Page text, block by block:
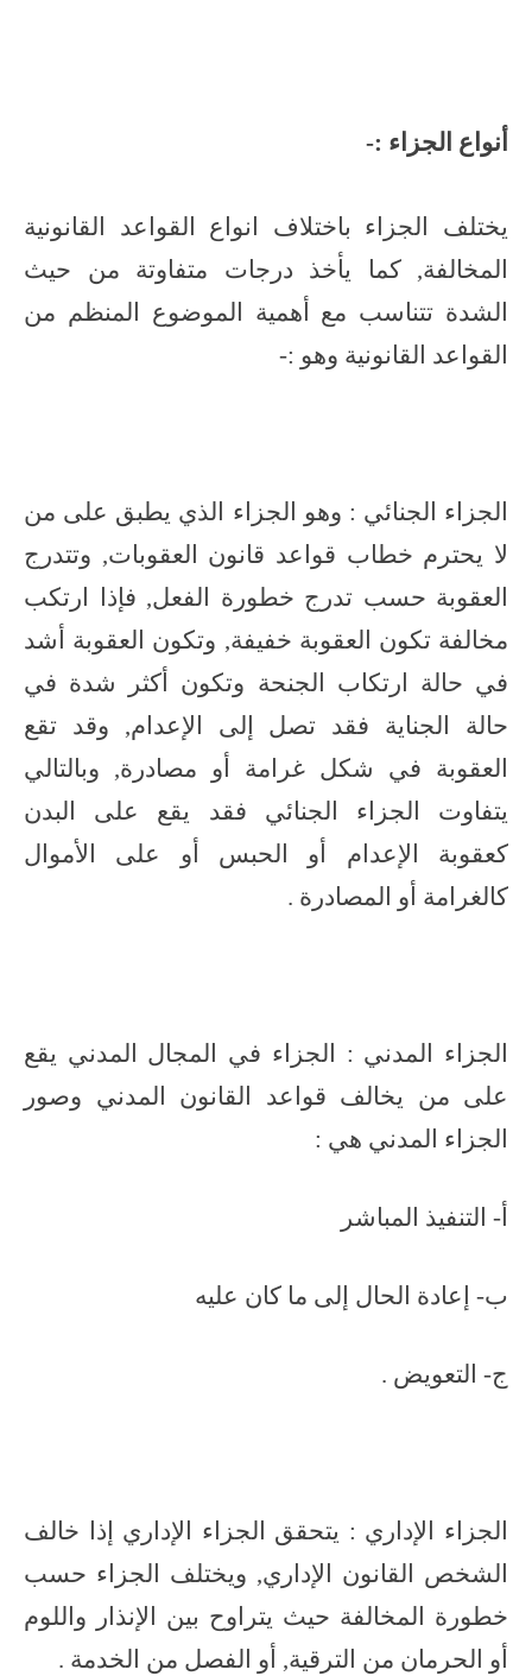
أنواع الجزاء :-
يختلف الجزاء باختلاف انواع القواعد القانونية
المخالفة, كما يأخذ درجات متفاوتة من حيث
الشدة تتناسب مع أهمية الموضوع المنظم من
القواعد القانونية وهو :-
الجزاء الجنائي : وهو الجزاء الذي يطبق على من
لا يحترم خطاب قواعد قانون العقوبات, وتتدرج
العقوبة حسب تدرج خطورة الفعل, فإذا ارتكب
مخالفة تكون العقوبة خفيفة, وتكون العقوبة أشد
في حالة ارتكاب الجنحة وتكون أكثر شدة في
حالة الجناية فقد تصل إلى الإعدام, وقد تقع
العقوبة في شكل غرامة أو مصادرة, وبالتالي
يتفاوت الجزاء الجنائي فقد يقع على البدن
كعقوبة الإعدام أو الحبس أو على الأموال
كالغرامة أو المصادرة .
الجزاء المدني : الجزاء في المجال المدني يقع
على من يخالف قواعد القانون المدني وصور
الجزاء المدني هي :
أ- التنفيذ المباشر
ب- إعادة الحال إلى ما كان عليه
ج- التعويض .
الجزاء الإداري : يتحقق الجزاء الإداري إذا خالف
الشخص القانون الإداري, ويختلف الجزاء حسب
خطورة المخالفة حيث يتراوح بين الإنذار واللوم
أو الحرمان من الترقية, أو الفصل من الخدمة .